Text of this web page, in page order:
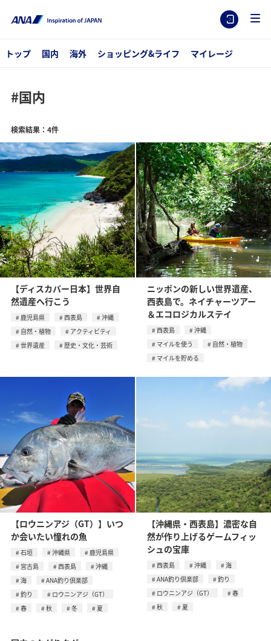
トップ 国内 海外 ショッピング&ライフ マイレージ
#国内
検索結果：4件
【ディスカバー日本】世界自
然遺産へ行こう
鹿児島県 西表島
沖縄
自然・植物
アクティビティ
世界遺産
歴史・文化・芸術
ニッポンの新しい世界遺産、
西表島で。ネイチャーツアー
＆エコロジカルステイ
西表島
沖縄
マイルを使う
自然・植物
マイルを貯める
【ロウニンアジ（GT）】いつ
か会いたい憧れの魚
石垣 沖縄県
鹿児島県
宮古島
西表島
沖縄
海
ANA釣り倶楽部
釣り
ロウニンアジ（GT）
春
秋 冬 夏
【沖縄県・西表島】濃密な自
然が作り上げるゲームフィッ
シュの宝庫
西表島 沖縄
海
ANA釣り倶楽部
釣り
ロウニンアジ（GT）
春
秋
夏